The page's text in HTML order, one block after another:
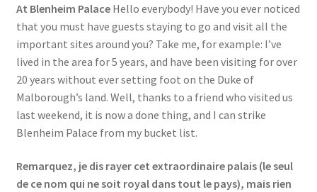
At Blenheim PalaceHello everybody! Have you ever noticed
that you must have guests staying to go and visit all the
important sites around you? Take me, for example: I’ve
lived in the area for 5 years, and have been visiting for over
20 years without ever setting foot on the Duke of
Malborough’s land. Well, thanks to a friend who visited us
last weekend, it is now a done thing, and I can strike
Blenheim Palace from my bucket list.
Remarquez, je dis rayer cet extraordinaire palais (le seul
de ce nom qui ne soit royal dans tout le pays), mais rien